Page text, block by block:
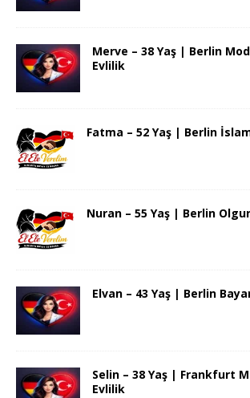
Merve – 38 Yaş | Berlin
Evlilik
Fatma – 52 Yaş | Berlin
Nuran – 55 Yaş | Berlin
Elvan – 43 Yaş | Berlin
Selin – 38 Yaş | Frankfurt
Evlilik